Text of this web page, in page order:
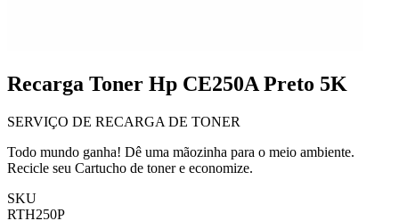
Recarga Toner Hp CE250A Preto 5K
SERVIÇO DE RECARGA DE TONER
Todo mundo ganha! Dê uma mãozinha para o meio ambiente.
Recicle seu Cartucho de toner e economize.
SKU
RTH250P